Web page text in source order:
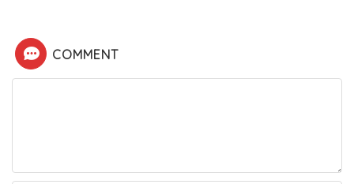
COMMENT